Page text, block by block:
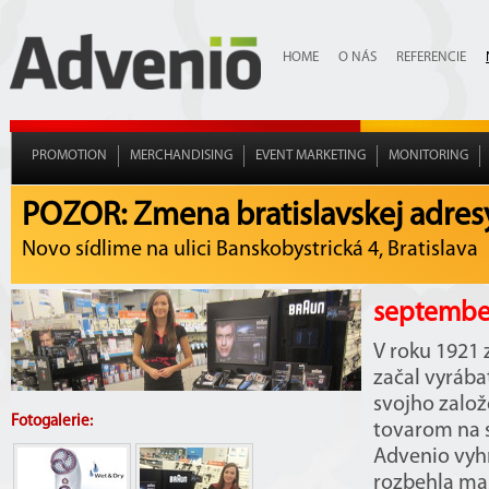
HOME O NÁS REFERENCIE
PROMOTION MERCHANDISING EVENT MARKETING MONITORING
POZOR: Zmena bratislavskej
Novo sídlime na ulici Banskobystrická 4, Bratislava
Fotogalerie:
V roku
začal
svojho
tovarom na
Advenio
rozbehla